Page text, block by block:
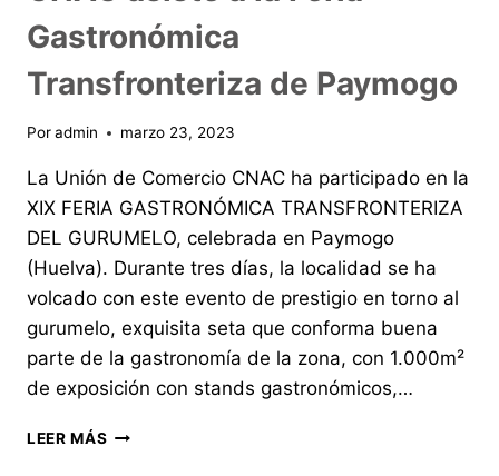
Gastronómica
Transfronteriza de Paymogo
Poradmin marzo 23, 2023
La Unión de Comercio CNAC ha participado en la
XIX FERIA GASTRONÓMICA TRANSFRONTERIZA
DEL GURUMELO, celebrada en Paymogo
(Huelva). Durante tres días, la localidad se ha
volcado con este evento de prestigio en torno al
gurumelo, exquisita seta que conforma buena
parte de la gastronomía de la zona, con 1.000m²
de exposición con stands gastronómicos,…
LEER MÁS